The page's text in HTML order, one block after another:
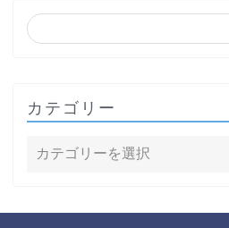
カテゴリー